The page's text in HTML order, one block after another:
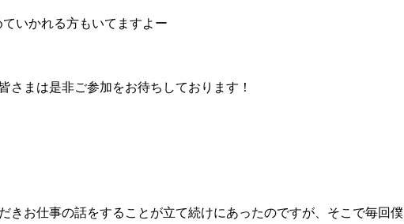
いかれる方もいてますよー
まは是非ご参加をお待ちしております！
きお仕事の話をすることが立て続けにあったのですが、そこで毎回僕